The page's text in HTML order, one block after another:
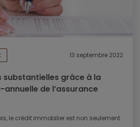
13 septembre 2022
substantielles grâce à la
de l’assurance
le crédit immobilier est non seulement